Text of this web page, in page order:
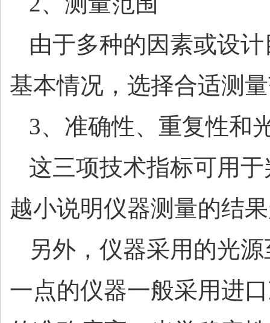
由于多种的因素或设
基本情况，选择合适测
3、准确性、重复性和
这三项技术指标可用
越小说明仪器测量的结
另外，仪器采用的光
一点的仪器一般采用进